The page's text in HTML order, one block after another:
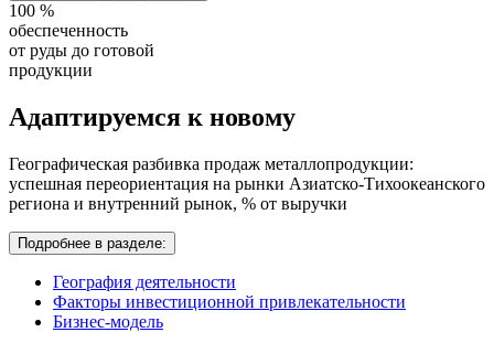
100 %
обеспеченность
от руды до готовой
продукции
Адаптируемся к новому
Географическая разбивка продаж металлопродукции:
успешная переориентация на рынки Азиатско-Тихоокеанского
региона и внутренний рынок, % от выручки
Подробнее в разделе:
География деятельности
Факторы инвестиционной привлекательности
Бизнес-модель